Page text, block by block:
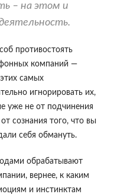
– на этом и
противостоять
компаний —
самых
игнорировать их,
уже не от подчинения
сознания того, что вы
себя обмануть.
обрабатывают
вернее, к каким
и инстинктам